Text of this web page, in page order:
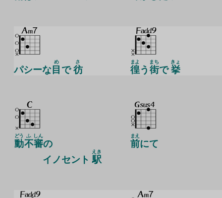
パシーな 目
め
で彷
さ
徨
まよ
う 街
まち
で挙
きょ
動
どう
不
ふ
審
しん
の
イノセント駅
えき
前
まえ
にて